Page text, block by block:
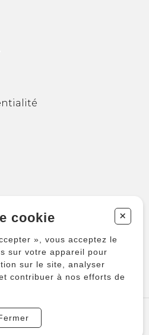
instruments
2026 – PRODUCTIONS D'OZ
cookie +
», vous acceptez le
sur votre appareil pour
sur le site, analyser
contribuer à nos efforts de